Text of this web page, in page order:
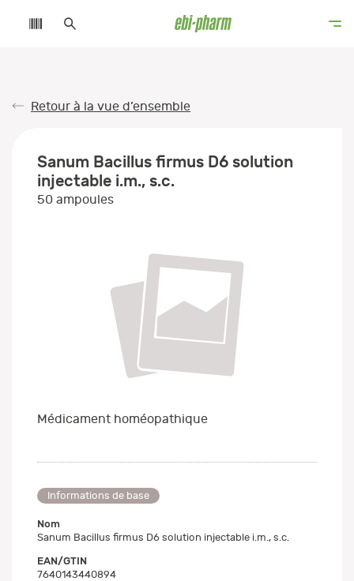
Retour à la vue d’ensemble
Sanum Bacillus firmus D6 solution
injectable i.m., s.c.
50 ampoules
Médicament homéopathique
Informations de base
Nom
Sanum Bacillus firmus D6 solution injectable i.m., s.c.
EAN/GTIN
7640143440894